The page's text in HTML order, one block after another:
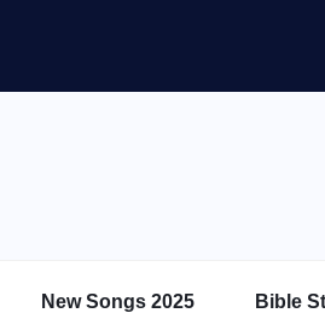
New Songs 2025 Bible